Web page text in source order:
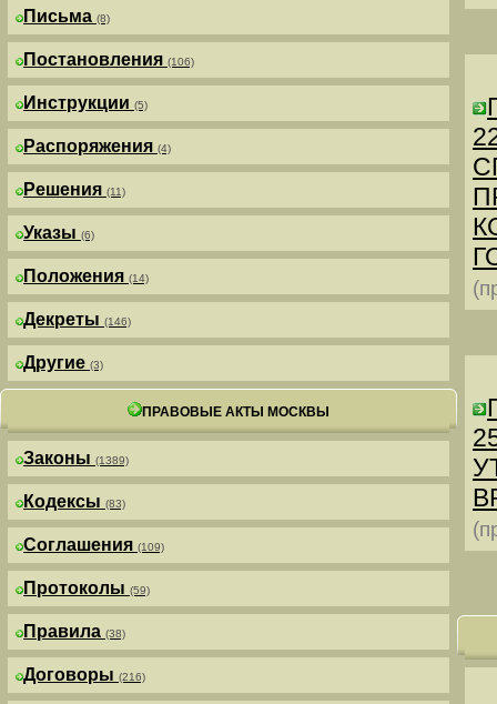
Письма (8)
Постановления (106)
Инструкции (5)
Распоряжения (4)
Решения (11)
Указы (6)
Положения (14)
Декреты (146)
Другие (3)
ПРАВОВЫЕ АКТЫ МОСКВЫ
Законы (1389)
Кодексы (83)
Соглашения (109)
Протоколы (59)
Правила (38)
Договоры (216)